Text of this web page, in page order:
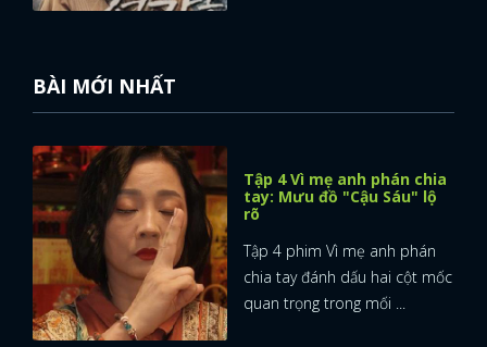
BÀI MỚI NHẤT
Tập 4 Vì mẹ anh phán chia
tay: Mưu đồ "Cậu Sáu" lộ
rõ
Tập 4 phim Vì mẹ anh phán
chia tay đánh dấu hai cột mốc
quan trọng trong mối ...